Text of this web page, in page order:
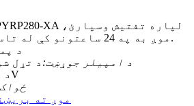
موږ به په 24 ساعتونو کې له تاسو سره اړیکه ونیسو.
د
د امپیلر جوړښت: د تړل
دد 3.7-5V
موږ ته